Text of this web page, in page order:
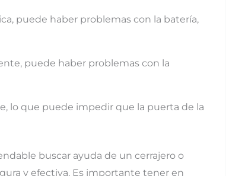
puede haber problemas con la batería,
puede haber problemas con la
lo que puede impedir que la puerta de la
buscar ayuda de un cerrajero o
y efectiva. Es importante tener en